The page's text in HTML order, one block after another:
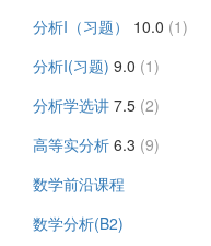
分析I（习题） 10.0 (1)
分析I(习题) 9.0 (1)
分析学选讲 7.5 (2)
高等实分析 6.3 (9)
数学前沿课程
数学分析(B2)